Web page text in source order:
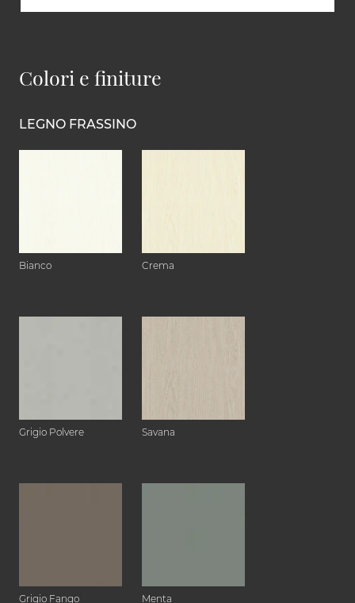
Colori e finiture
LEGNO FRASSINO
Bianco Crema
Grigio Polvere Savana
Grigio Fango Menta